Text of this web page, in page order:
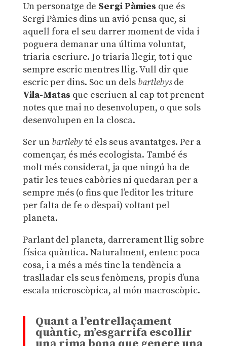
Un personatge de Sergi Pàmies que és
Sergi Pàmies dins un avió pensa que, si
aquell fora el seu darrer moment de vida i
poguera demanar una última voluntat,
triaria escriure. Jo triaria llegir, tot i que
sempre escric mentres llig. Vull dir que
escric per dins. Soc un dels bartlebysde
Vila-Matas que escriuen al cap tot prenent
notes que mai no desenvolupen, o que sols
desenvolupen en la closca.
Ser un bartlebyté els seus avantatges. Per a
començar, és més ecologista. També és
molt més considerat, ja que ningú ha de
patir les teues cabòries ni quedaran per a
sempre més (o fins que l’editor les triture
per falta de fe o d’espai) voltant pel
planeta.
Parlant del planeta, darrerament llig sobre
física quàntica. Naturalment, entenc poca
cosa, i a més a més tinc la tendència a
traslladar els seus fenòmens, propis d’una
escala microscòpica, al món macroscòpic.
Quant a l’entrellaçament
quàntic, m’esgarrifa escollir